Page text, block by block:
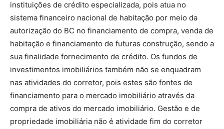
instituições de crédito especializada, pois atua no
sistema financeiro nacional de habitação por meio da
autorização do BC no financiamento de compra, venda de
habitação e financiamento de futuras construção, sendo a
sua finalidade fornecimento de crédito. Os fundos de
investimentos imobiliários também não se enquadram
nas atividades do corretor, pois estes são fontes de
financiamento para o mercado imobiliário através da
compra de ativos do mercado imobiliário. Gestão e de
propriedade imobiliária não é atividade fim do corretor